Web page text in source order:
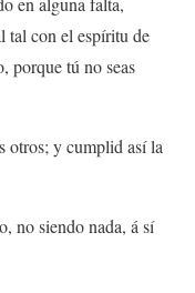
tal con el espíritu de
porque tú no seas
otros; y cumplid así la
no siendo nada, á sí